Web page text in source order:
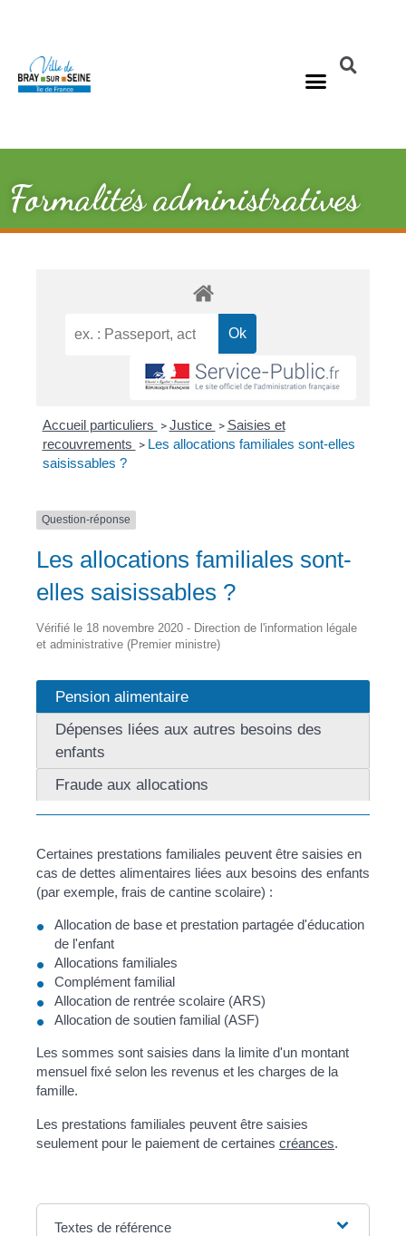
Formalités administratives
Accueil particuliers > Justice > Saisies et
recouvrements > Les allocations familiales sont-elles
saisissables ?
Question-réponse
Les allocations familiales sont-
elles saisissables ?
Vérifié le 18 novembre 2020 - Direction de l'information légale
et administrative (Premier ministre)
Pension alimentaire
Dépenses liées aux autres besoins des
enfants
Fraude aux allocations
Certaines prestations familiales peuvent être saisies en
cas de dettes alimentaires liées aux besoins des enfants
(par exemple, frais de cantine scolaire) :
Allocation de base et prestation partagée d'éducation
de l'enfant
Allocations familiales
Complément familial
Allocation de rentrée scolaire (ARS)
Allocation de soutien familial (ASF)
Les sommes sont saisies dans la limite d'un montant
mensuel fixé selon les revenus et les charges de la
famille.
Les prestations familiales peuvent être saisies
seulement pour le paiement de certaines créances.
Textes de référence